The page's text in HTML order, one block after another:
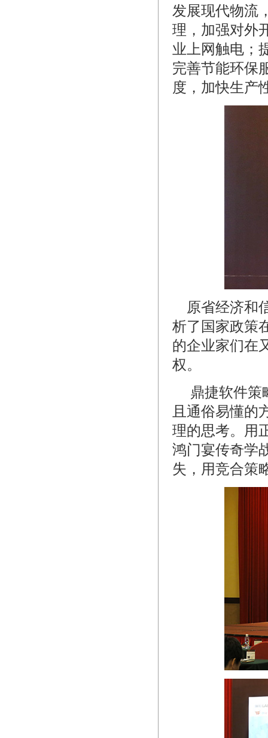
发展现代物流
理，加强对外
业上网触电；
完善节能环保
度，加快生产
原省经济和
析了国家政策
的企业家们在
权。
鼎捷软件策
且通俗易懂的
理的思考。用
鸿门宴传奇学
失，用竞合策